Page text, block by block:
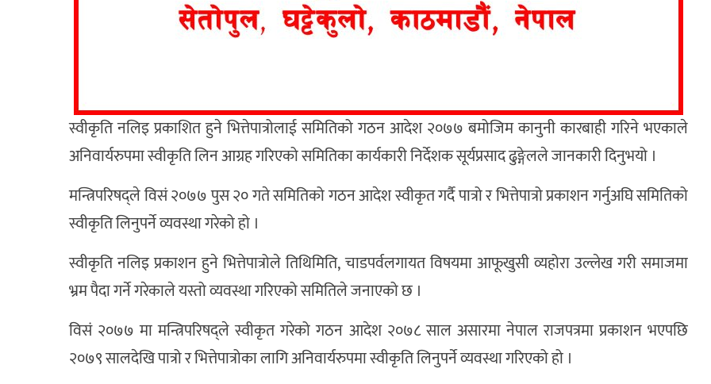
स्वीकृति नलिइ प्रकाशित हुने भित्तेपात्रोलाई समितिको गठन आदेश २०७७ बमोजिम कानुनी कारबाही गरिने भएकाले
अनिवार्यरुपमा स्वीकृति लिन आग्रह गरिएको समितिका कार्यकारी निर्देशक सूर्यप्रसाद ढुङ्गेलले जानकारी दिनुभयो ।
मन्त्रिपरिषद्ले विसं २०७७ पुस २० गते समितिको गठन आदेश स्वीकृत गर्दै पात्रो र भित्तेपात्रो प्रकाशन गर्नुअघि समितिको
स्वीकृति लिनुपर्ने व्यवस्था गरेको हो ।
स्वीकृति नलिइ प्रकाशन हुने भित्तेपात्रोले तिथिमिति, चाडपर्वलगायत विषयमा आफूखुसी व्यहोरा उल्लेख गरी समाजमा
भ्रम पैदा गर्ने गरेकाले यस्तो व्यवस्था गरिएको समितिले जनाएको छ ।
विसं २०७७ मा मन्त्रिपरिषद्ले स्वीकृत गरेको गठन आदेश २०७८ साल असारमा नेपाल राजपत्रमा प्रकाशन भएपछि
२०७९ सालदेखि पात्रो र भित्तेपात्रोका लागि अनिवार्यरुपमा स्वीकृति लिनुपर्ने व्यवस्था गरिएको हो ।